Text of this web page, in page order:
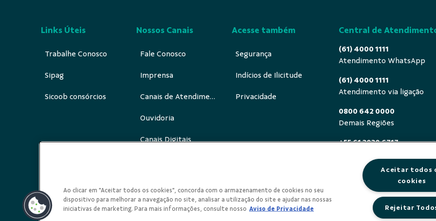
Links Úteis
Trabalhe Conosco
Sipag
Sicoob consórcios
Nossos Canais
Fale Conosco
Imprensa
Canais de Atendimento
Ouvidoria
Canais Digitais
Acesse também
Segurança
Indícios de Ilicitude
Privacidade
Redes Sociais
Central de
(61) 4000 1111
Atendimento WhatsApp
(61) 4000 1111
Atendimento via ligação
0800 642 0000
Demais Regiões
+55 61 3030 6717
0800 940 0458
Deficientes auditivos ou de
segunda a sexta, das 8h às
Ao clicar em "Aceitar todos os cookies", concorda com o armazenamento de cookies no seu
dispositivo para melhorar a navegação no site, analisar a utilização do site e ajudar nas nossas
iniciativas de marketing. Para mais informações, consulte nosso Aviso de Privacidade
Aceitar todos
cookies
Rejeitar